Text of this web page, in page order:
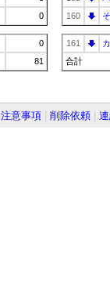
0
0
81
160
161
合計
注意事項 削除依頼